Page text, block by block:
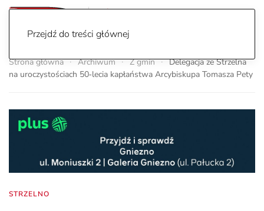
Przejdź do treści głównej
Strona główna Archiwum Z gmin
Delegacja ze Strzelna
na uroczystościach 50‑lecia kapłaństwa Arcybiskupa Tomasza Pety
STRZELNO